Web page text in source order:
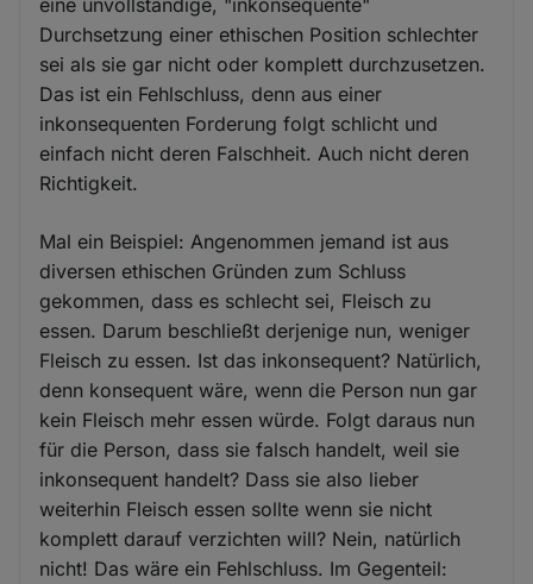
Durchsetzung einer ethischen Position schlechter
sei als sie gar nicht oder komplett durchzusetzen.
Das ist ein Fehlschluss, denn aus einer
inkonsequenten Forderung folgt schlicht und
einfach nicht deren Falschheit. Auch nicht deren
Richtigkeit.
Mal ein Beispiel: Angenommen jemand ist aus
diversen ethischen Gründen zum Schluss
gekommen, dass es schlecht sei, Fleisch zu
essen. Darum beschließt derjenige nun, weniger
Fleisch zu essen. Ist das inkonsequent? Natürlich,
denn konsequent wäre, wenn die Person nun gar
kein Fleisch mehr essen würde. Folgt daraus nun
für die Person, dass sie falsch handelt, weil sie
inkonsequent handelt? Dass sie also lieber
weiterhin Fleisch essen sollte wenn sie nicht
komplett darauf verzichten will? Nein, natürlich
nicht! Das wäre ein Fehlschluss. Im Gegenteil: